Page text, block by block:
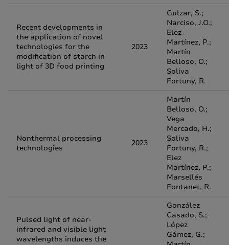
Recent developments in
the application of novel
technologies for the
modification of starch in
light of 3D food printing
2023
Gulzar, S.;
Narciso, J.O.;
Elez
Martínez, P.;
Martín
Belloso, O.;
Soliva
Fortuny, R.
Nonthermal processing
technologies
2023
Martín
Belloso, O.;
Vega
Mercado, H.;
Soliva
Fortuny, R.;
Elez
Martínez, P.;
Marsellés
Fontanet, R.
Pulsed light of near‐
infrared and visible light
wavelengths induces the
González
Casado, S.;
López
Gámez, G.;